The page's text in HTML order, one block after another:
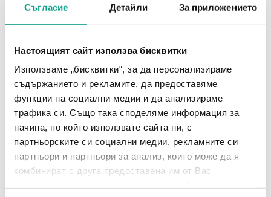
Съгласие Детайли За приложението
Настоящият сайт използва бисквитки
Използваме „бисквитки“, за да персонализираме
съдържанието и рекламите, да предоставяме
функции на социални медии и да анализираме
трафика си. Също така споделяме информация за
начина, по който използвате сайта ни, с
партньорските си социални медии, рекламните си
партньори и партньори за анализ, които може да я
комбинират с друга предоставена им от Вас
допълнителна мисъл.
от по-голям разказ – разказ за това как
управляваме бизнеса, как се отнасяме към
планетата и как оформяме бъдещето.
И още нещо
Ако не поставите устойчивостта на преден план,
операции ще бъдат по-ефективни и техните
резултати ще ви изпреварят.